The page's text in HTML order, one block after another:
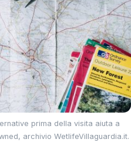
prima della visita aiuta a
archivio WetlifeVillaguardia.it.